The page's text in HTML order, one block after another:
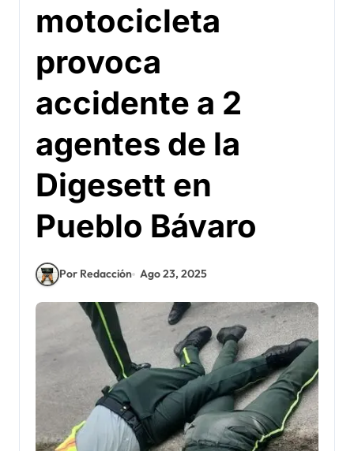
motocicleta
provoca
accidente a 2
agentes de la
Digesett en
Pueblo Bávaro
Por Redacción Ago 23, 2025